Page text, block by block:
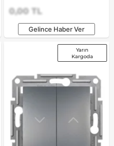
0,00 TL
Gelince Haber Ver
Yarın
Kargoda